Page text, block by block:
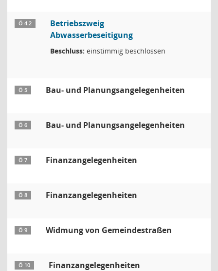
Ö 4.2
Betriebszweig
Abwasserbeseitigung
Beschluss: einstimmig beschlossen
Ö 5 Bau- und Planungsangelegenheiten
Ö 6 Bau- und Planungsangelegenheiten
Ö 7 Finanzangelegenheiten
Ö 8 Finanzangelegenheiten
Ö 9 Widmung von Gemeindestraßen
Ö 10 Finanzangelegenheiten